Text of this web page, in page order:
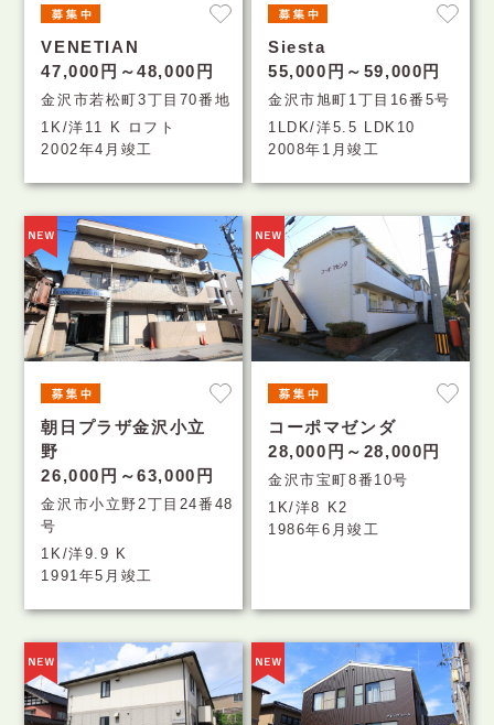
VENETIAN
47,000円～48,000円
金沢市若松町3丁目70番地
1K/洋11 K ロフト
2002年4月竣工
Siesta
55,000円～59,000円
金沢市旭町1丁目16番5号
1LDK/洋5.5 LDK10
2008年1月竣工
朝日プラザ金沢小立
野
26,000円～63,000円
金沢市小立野2丁目24番48
号
1K/洋9.9 K
1991年5月竣工
コーポマゼンダ
28,000円～28,000円
金沢市宝町8番10号
1K/洋8 K2
1986年6月竣工